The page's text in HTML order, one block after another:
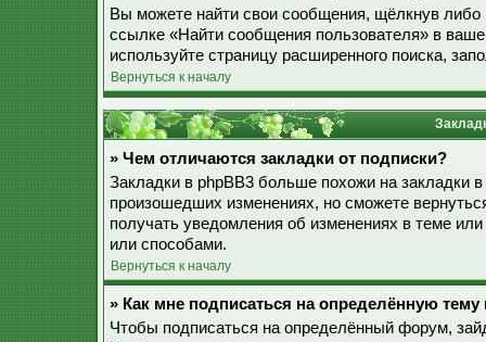
Вы можете найти свои сообщения, щёлкнув
ссылке «Найти сообщения пользователя» в
используйте страницу расширенного поиска,
Вернуться к началу
» Чем отличаются закладки от подписки?
Закладки в phpBB3 больше похожи на
произошедших изменениях, но сможете
получать уведомления об изменениях в теме
или способами.
Вернуться к началу
» Как мне подписаться на определённую
Чтобы подписаться на определённый форум,